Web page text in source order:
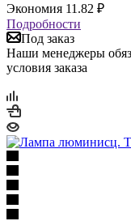
Экономия 11.82 ₽
Подробности
Под заказ
Наши менеджеры
условия заказа